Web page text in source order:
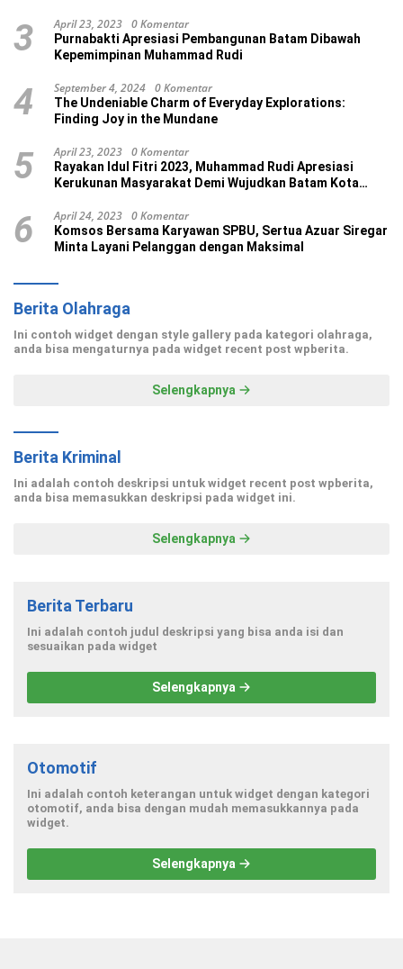
3 April 23, 2023 0 Komentar
Purnabakti Apresiasi Pembangunan Batam Dibawah
Kepemimpinan Muhammad Rudi
4 September 4, 2024 0 Komentar
The Undeniable Charm of Everyday Explorations:
Finding Joy in the Mundane
5 April 23, 2023 0 Komentar
Rayakan Idul Fitri 2023, Muhammad Rudi Apresiasi
Kerukunan Masyarakat Demi Wujudkan Batam Kota
6 April 24, 2023 0 Komentar
Komsos Bersama Karyawan SPBU, Sertua Azuar Siregar
Minta Layani Pelanggan dengan Maksimal
Berita Olahraga
Ini contoh widget dengan style gallery pada kategori olahraga,
anda bisa mengaturnya pada widget recent post wpberita.
Selengkapnya
Berita Kriminal
Ini adalah contoh deskripsi untuk widget recent post wpberita,
anda bisa memasukkan deskripsi pada widget ini.
Selengkapnya
Berita Terbaru
Ini adalah contoh judul deskripsi yang bisa anda isi dan
sesuaikan pada widget
Selengkapnya
Otomotif
Ini adalah contoh keterangan untuk widget dengan kategori
otomotif, anda bisa dengan mudah memasukkannya pada
widget.
Selengkapnya